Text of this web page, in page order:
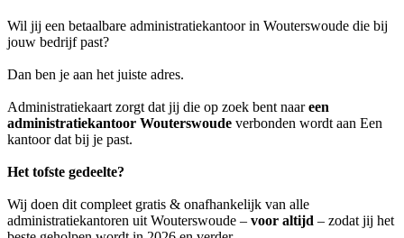
Wil jij een betaalbare administratiekantoor in Wouterswoude die bij
jouw bedrijf past?
Dan ben je aan het juiste adres.
Administratiekaart zorgt dat jij die op zoek bent naareen
administratiekantoor Wouterswoude verbonden wordt aan Een
kantoor dat bij je past.
Het tofste gedeelte?
Wij doen dit compleet gratis & onafhankelijk van alle
administratiekantoren uit Wouterswoude – voor altijd – zodat jij het